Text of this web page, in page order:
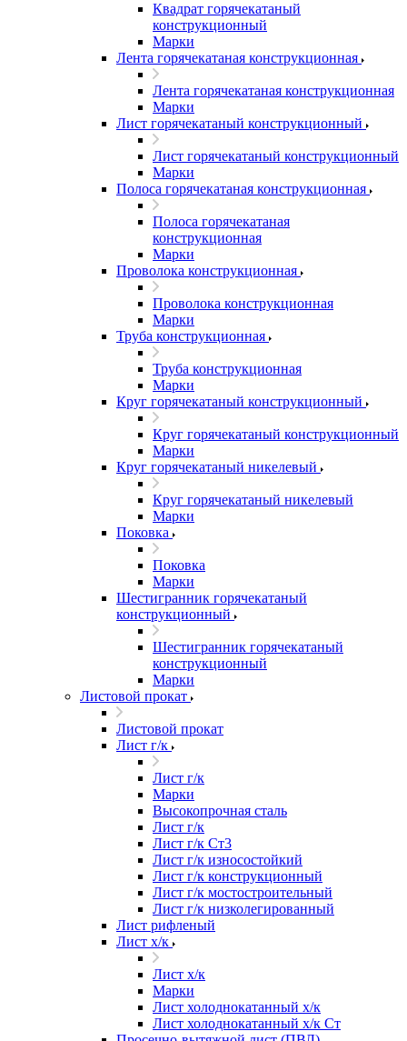
Квадрат горячекатаный
конструкционный
Марки
Лента горячекатаная конструкционная
Лента горячекатаная конструкционная
Марки
Лист горячекатаный конструкционный
Лист горячекатаный конструкционный
Марки
Полоса горячекатаная конструкционная
Полоса горячекатаная
конструкционная
Марки
Проволока конструкционная
Проволока конструкционная
Марки
Труба конструкционная
Труба конструкционная
Марки
Круг горячекатаный конструкционный
Круг горячекатаный конструкционный
Марки
Круг горячекатаный никелевый
Круг горячекатаный никелевый
Марки
Поковка
Поковка
Марки
Шестигранник горячекатаный
конструкционный
Шестигранник горячекатаный
конструкционный
Марки
Листовой прокат
Листовой прокат
Лист г/к
Лист г/к
Марки
Высокопрочная сталь
Лист г/к
Лист г/к Ст3
Лист г/к износостойкий
Лист г/к конструкционный
Лист г/к мостостроительный
Лист г/к низколегированный
Лист рифленый
Лист х/к
Лист х/к
Марки
Лист холоднокатанный х/к
Лист холоднокатанный х/к Ст